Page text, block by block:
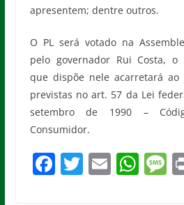
apresentem; dentre outros.
O PL será votado na
pelo governador Rui Costa, o
que dispõe nele acarretará
previstas no art. 57 da Lei
setembro de 1990 –
Consumidor.
F T E W